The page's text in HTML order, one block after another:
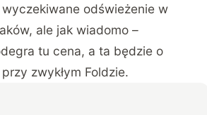
odświeżenie w
ale jak wiadomo –
tu cena, a ta będzie o
zwykłym Foldzie.